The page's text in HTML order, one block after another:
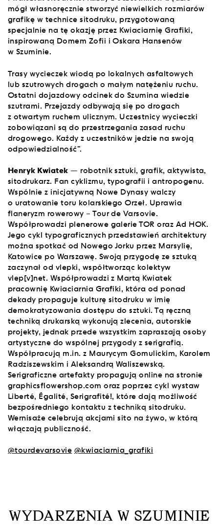
mógł własnoręcznie stworzyć niewielkich rozmiarów
grafikę w technice sitodruku, przygotowaną
specjalnie na tę okazję przez Kwiaciarnię Grafiki,
inspirowaną Domem Zofii i Oskara Hansenów
w Szuminie.
Trasy wycieczek wiodą po lokalnych asfaltowych
lub szutrowych drogach o małym natężeniu ruchu.
Ostatni dojazdowy odcinek do Szumina wiedzie
szutrami. Przejazdy odbywają się po drogach
z otwartym ruchem ulicznym. Uczestnicy wycieczki
zobowiązani są do przestrzegania zasad ruchu
drogowego. Każdy z uczestników jedzie na swoją
odpowiedzialność”.
Henryk Kwiatek — robotnik sztuki, grafik, aktywista,
sitodrukarz. Fan cyklizmu, typografii i antropogenu.
Wspólnie z inicjatywną Nowe Dynasy walczy
o uratowanie toru kolarskiego Orzeł. Uprawia
flaneryzm rowerowy – Tour de Varsovie.
Współprowadzi plenerowe galerie TOR oraz Ad HOK.
Jego cykl typograficznych przedstawień architektury
można spotkać od Nowego Jorku przez Marsylię,
Katowice po Warszawę. Swoją przygodę ze sztuką
zaczynał od vlepki, współtworząc kolektyw
vlep[v]net. Współprowadzi z Martą Kwiatek
pracownię Kwiaciarnia Grafiki, która od ponad
dekady propaguje kulturę sitodruku w imię
demokratyzowania dostępu do sztuki. Tą ręczną
techniką drukarską wykonują zlecenia, autorskie
projekty, jednak przede wszystkim zapraszają osoby
artystyczne do wspólnej przygody z serigrafią.
Współpracują m.in. z Maurycym Gomulickim, Karolem
Radziszewskim i Aleksandrą Waliszewską.
Serigraficzne artefakty propagują online na stronie
graphicsflowershop.com oraz poprzez cykl wystaw
Liberté, Égalité, Serigrafité!, które dają możliwość
bezpośredniego kontaktu z techniką sitodruku.
Wernisaże celebrują akcjami sito na żywo, w którą
włączają publiczność.
@tourdevarsovie @kwiaciarnia_grafiki
WYDARZENIA W SZUMINIE